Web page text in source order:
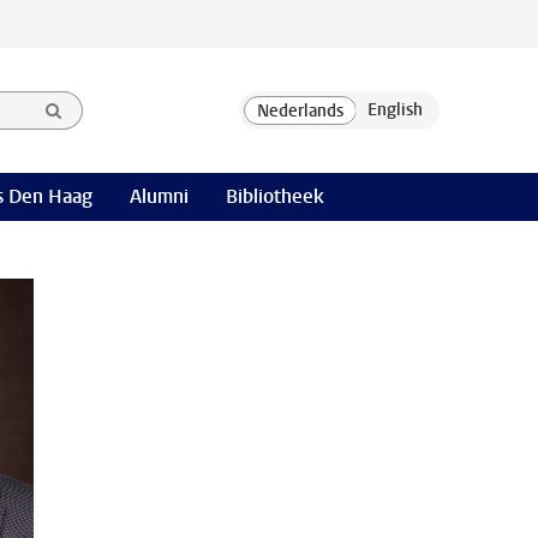
Den Haag Alumni Bibliotheek